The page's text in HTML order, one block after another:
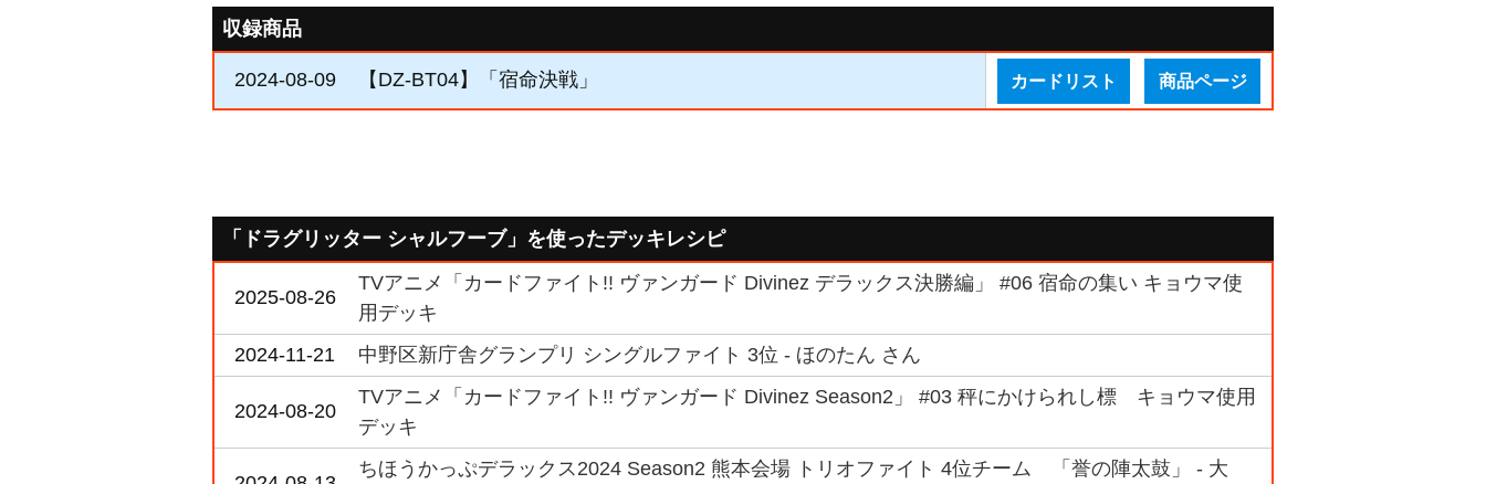
収録商品
2024-08-09 【DZ-BT04】「宿命決戦」 カードリスト 商品ページ
「ドラグリッター シャルフーブ」を使ったデッキレシピ
2025-08-26
TVアニメ「カードファイト!! ヴァンガード Divinez デラックス決勝編」 #06 宿命の集い キョウマ使
用デッキ
2024-11-21
中野区新庁舎グランプリ シングルファイト 3位 - ほのたん さん
2024-08-20
TVアニメ「カードファイト!! ヴァンガード Divinez Season2」 #03 秤にかけられし標 キョウマ使用
デッキ
ちほうかっぷデラックス2024 Season2 熊本会場 トリオファイト 4位チーム 「誉の陣太鼓」 - 大